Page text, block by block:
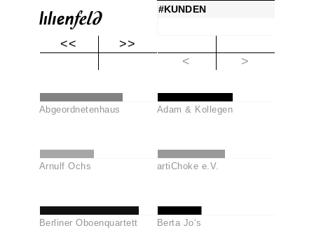
#KUNDEN
<<
>>
<
>
Abgeordnetenhaus Adam & Kollegen
Arnulf Ochs artiChoke e.V.
Berliner Oboenquartett Berta Jo‘s